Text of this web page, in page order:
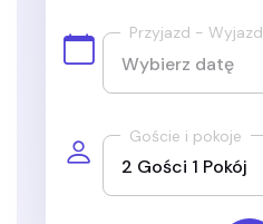
Przyjazd - Wyjazd
Goście i pokoje